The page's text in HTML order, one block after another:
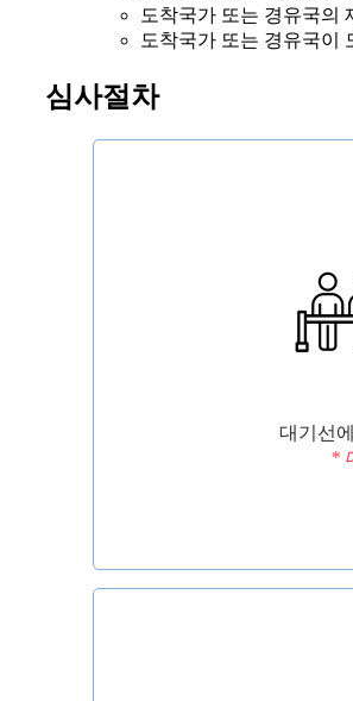
도착국가 또는 경유국의
도착국가 또는 경유국이
심사절차
대기선
*